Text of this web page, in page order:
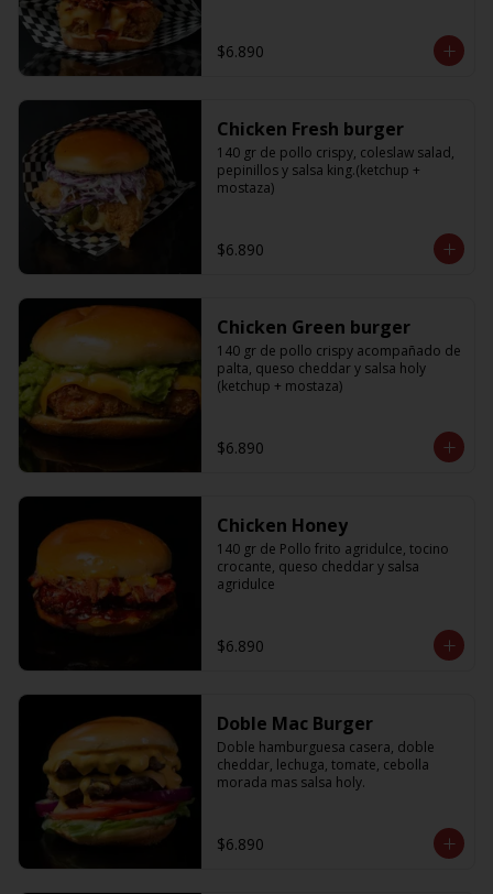
$6.890
Chicken Fresh burger
140 gr de pollo crispy, coleslaw salad,
pepinillos y salsa king.(ketchup +
mostaza)
$6.890
Chicken Green burger
140 gr de pollo crispy acompañado de
palta, queso cheddar y salsa holy
(ketchup + mostaza)
$6.890
Chicken Honey
140 gr de Pollo frito agridulce, tocino
crocante, queso cheddar y salsa
agridulce
$6.890
Doble Mac Burger
Doble hamburguesa casera, doble
cheddar, lechuga, tomate, cebolla
morada mas salsa holy.
$6.890